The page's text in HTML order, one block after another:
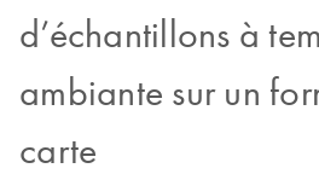
d’échantillons à
ambiante sur un
carte